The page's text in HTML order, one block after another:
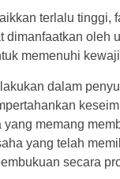
terlalu tinggi,
dimanfaatkan oleh
memenuhi
dalam
memang
yang telah
secara